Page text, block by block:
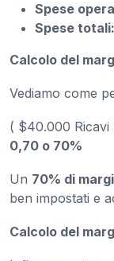
Spese
Spese totali:
Calcolo del
Vediamo come
( $40.000 Ricavi
0,70 o 70%
Un 70% di
ben impostati e
Calcolo del